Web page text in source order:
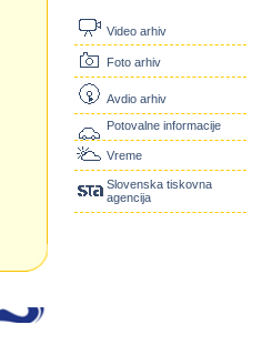
Video arhiv
Foto arhiv
Avdio arhiv
Potovalne informacije
Vreme
Slovenska tiskovna
agencija